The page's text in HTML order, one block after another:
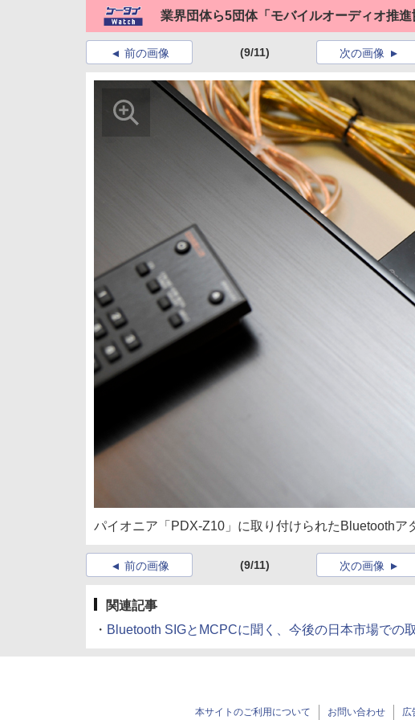
業界団体ら5団体「モバイルオーディオ推
前の画像 (9/11) 次の画像
パイオニア「PDX-Z10」に取り付けられたBluetoothア
前の画像 (9/11) 次の画像
関連記事
・ Bluetooth SIGとMCPCに聞く、今後の日本市場での
本サイトのご利用について お問い合わせ 広